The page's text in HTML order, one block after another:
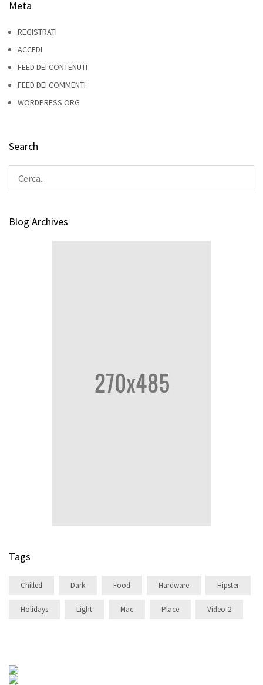
Meta
REGISTRATI
ACCEDI
FEED DEI CONTENUTI
FEED DEI COMMENTI
WORDPRESS.ORG
Search
Blog Archives
Tags
Chilled Dark Food Hardware Hipster
Holidays Light Mac Place Video-2